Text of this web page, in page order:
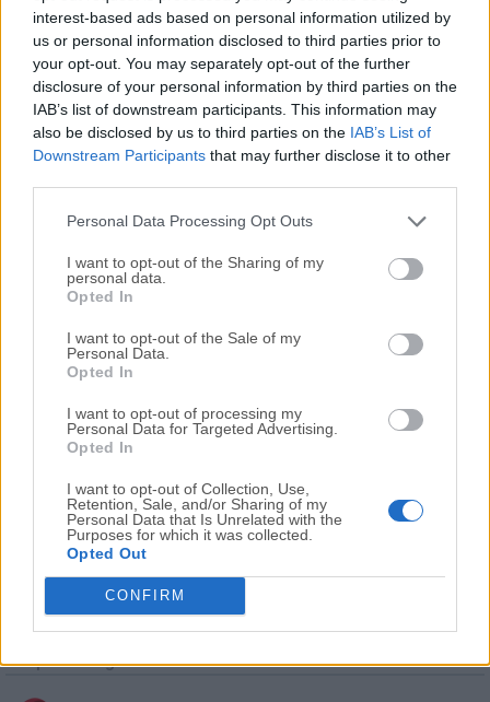
interest-based ads based on personal information utilized by
us or personal information disclosed to third parties prior to
your opt-out. You may separately opt-out of the further
disclosure of your personal information by third parties on the
IAB’s list of downstream participants. This information may
also be disclosed by us to third parties on the IAB’s List of
Downstream Participants that may further disclose it to other
Personal Data Processing Opt Outs
I want to opt-out of the Sharing of my
personal data.
Opted In
I want to opt-out of the Sale of my
Personal Data.
Opted In
I want to opt-out of processing my
Personal Data for Targeted Advertising.
Opted In
I want to opt-out of Collection, Use,
Retention, Sale, and/or Sharing of my
Personal Data that Is Unrelated with the
Purposes for which it was collected.
Opted Out
CONFIRM
sitio web son completamente libres de virus y están
disponibles para su descarga sin costo alguno.
Nos encantaría saber de ti
Si tienes alguna pregunta o idea que desees compartir
Descargar EF Commander 20.05
¿Por qué se publica esta aplicación en Filehorse? (
información)
Top Descargas